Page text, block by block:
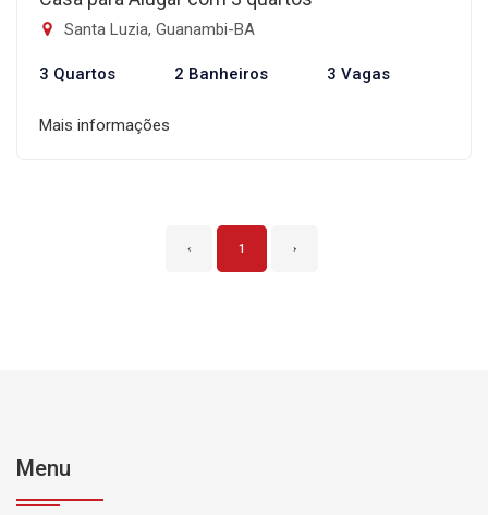
Santa Luzia, Guanambi-BA
3 Quartos 2 Banheiros 3 Vagas
Mais informações
‹ 1 ›
Menu